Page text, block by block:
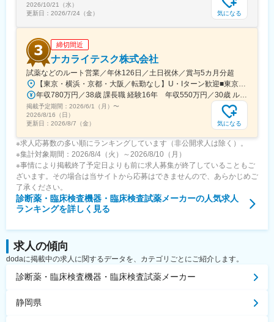
2026/10/21（水）
更新日： 2026/7/24（金） 気になる
締切間近
ナカライテスク株式会社
試薬などのルート営業／年休126日／土日祝休／賞与5カ月分超
【東京・横浜・京都・大阪／転勤なし】U・Iターン歓迎■東京営業所東京都新宿区百人町2-19-13＜アクセス＞JR「新大久保駅」から徒歩6分■横浜営業所神奈川県横浜市中区太田町6-84-2 大樹生命横浜桜木町ビル1F＜アクセス＞横浜高速鉄道「馬車道駅」から徒歩3分JR「桜木町駅」から徒歩7分■本社営業所（京都市）京都市中京区二条通烏丸西入東玉屋町498＜アクセス＞地下鉄 烏丸線「烏丸御池駅」から徒歩5分■大阪営業所大阪府吹田市出口町4-1＜アクセス＞JR「吹田駅」から徒歩8分※原則、転居を伴う転勤はありません。※受動喫煙対策：屋内全面禁煙（屋上に喫煙スペースあり）
年収780万円／38歳 課長職 経験16年 年収550万円／30歳 ルート営業職 経験8年
掲載予定期間： 2026/6/1（月） 〜
2026/8/16（日）
更新日： 2026/8/7（金） 気になる
※求人応募数の多い順にランキングしています（非公開求人は除く）。
※集計対象期間：2026/8/4（火）～2026/8/10（月）
※事情により掲載終了予定日よりも前に求人募集が終了していることもご
ざいます。その場合は当サイトから応募はできませんので、あらかじめご
了承ください。
診断薬・臨床検査機器・臨床検査試薬メーカーの人気求人
ランキングを詳しく見る
求人の傾向
dodaに掲載中の求人に関するデータを、カテゴリごとにご紹介します。
診断薬・臨床検査機器・臨床検査試薬メーカー
静岡県